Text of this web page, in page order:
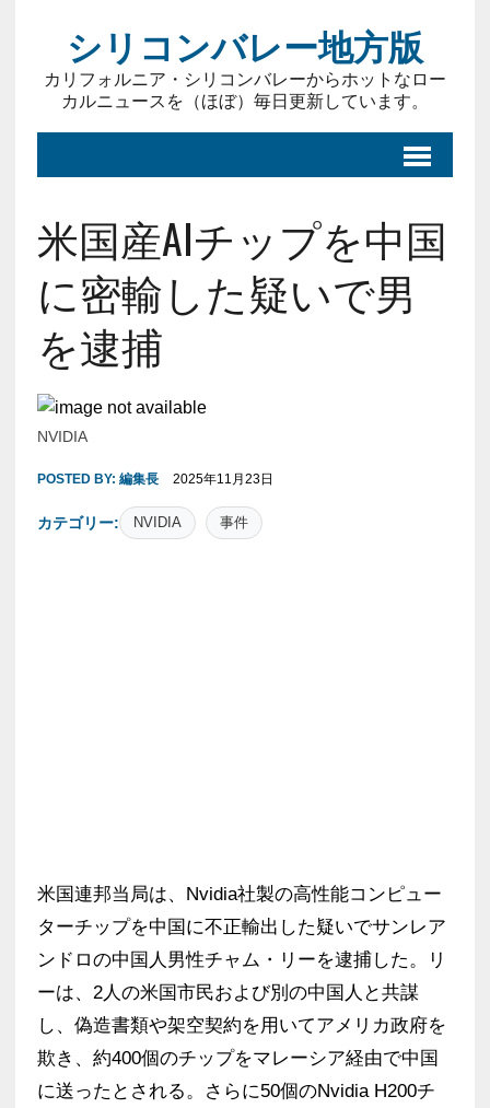
シリコンバレー地方版
カリフォルニア・シリコンバレーからホットなロー
カルニュースを（ほぼ）毎日更新しています。
米国産AIチップを中国
に密輸した疑いで男
を逮捕
NVIDIA
POSTED BY: 編集長 2025年11月23日
カテゴリー: NVIDIA 事件
米国連邦当局は、Nvidia社製の高性能コンピュー
ターチップを中国に不正輸出した疑いでサンレア
ンドロの中国人男性チャム・リーを逮捕した。リ
ーは、2人の米国市民および別の中国人と共謀
し、偽造書類や架空契約を用いてアメリカ政府を
欺き、約400個のチップをマレーシア経由で中国
に送ったとされる。さらに50個のNvidia H200チ